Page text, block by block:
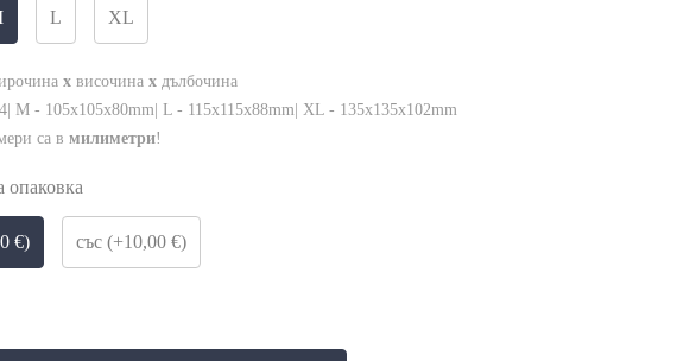
L XL
x височина x дълбочина
M - 105x105x80mm| L - 115x115x88mm| XL - 135x135x102mm
са в милиметри!
опаковка
€) със (+10,00 €)